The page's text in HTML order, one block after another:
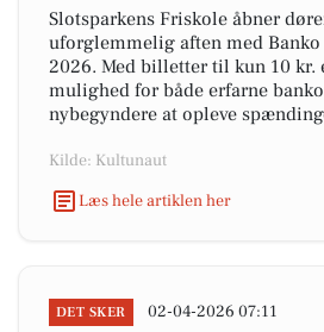
Slotsparkens Friskole åbner
uforglemmelig aften med Banko
2026. Med billetter til kun 10 kr.
mulighed for både erfarne
nybegyndere at opleve
Kilde: Kultunaut
Læs hele artiklen her
DET SKER 02-04-2026 07:11